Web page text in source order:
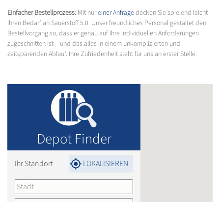
Einfacher Bestellprozess: Mit nureiner Anfragedecken Sie spielend leicht
Ihren Bedarf an Sauerstoff 5.0. Unser freundliches Personal gestaltet den
Bestellvorgang so, dass er genau auf Ihre individuellen Anforderungen
zugeschnitten ist – und das alles in einem unkomplizierten und
zeitsparenden Ablauf. Ihre Zufriedenheit steht für uns an erster Stelle.
Depot Finder
Ihr Standort LOKALISIEREN